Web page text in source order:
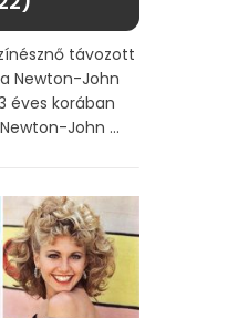
távozott
Newton-John
éves korában
John ...